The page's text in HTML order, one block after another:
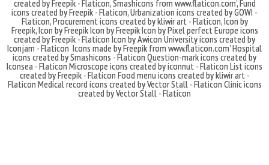
created by Freepik - Flaticon,Smashicons from www.flaticon.com',Fund
icons created by Freepik - Flaticon,Urbanization icons created by GOWI -
Flaticon,Procurement icons created by kliwir art - Flaticon,Icon by
Freepik,Icon by FreepikIcon by FreepikIcon by Pixel perfectEurope icons
created by Freepik - Flaticon Icon by Awicon University icons created by
Iconjam - Flaticon Icons made byFreepik from www.flaticon.com'Hospital
icons created by Smashicons - Flaticon Question-mark icons created by
Iconsea - Flaticon Microscope icons created by iconnut - Flaticon List icons
created by Freepik - Flaticon Food menu icons created by kliwir art -
Flaticon Medical record icons created by Vector Stall - Flaticon Clinic icons
created by Vector Stall - Flaticon